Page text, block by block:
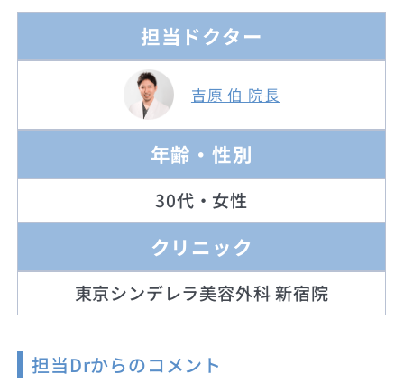
担当ドクター
吉原 伯 院長
年齢・性別
30代・女性
クリニック
東京シンデレラ美容外科 新宿院
担当Drからのコメント